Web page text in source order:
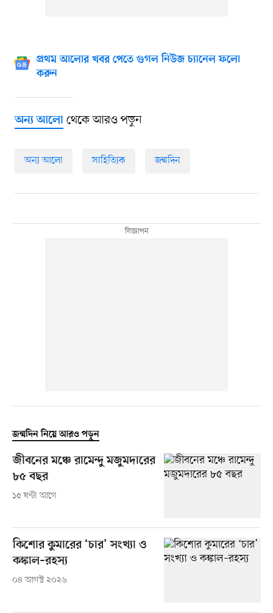
প্রথম আলোর খবর পেতে গুগল নিউজ চ্যানেল ফলো
করুন
অন্য আলোথেকে আরও পড়ুন
অন্য আলো সাহিত্যিক জন্মদিন
জন্মদিন নিয়ে আরও পড়ুন
জীবনের মঞ্চে রামেন্দু মজুমদারের
৮৫ বছর
১৫ ঘণ্টা আগে
কিশোর কুমারের ‘চার’ সংখ্যা ও
কঙ্কাল–রহস্য
০৪ আগস্ট ২০২৬